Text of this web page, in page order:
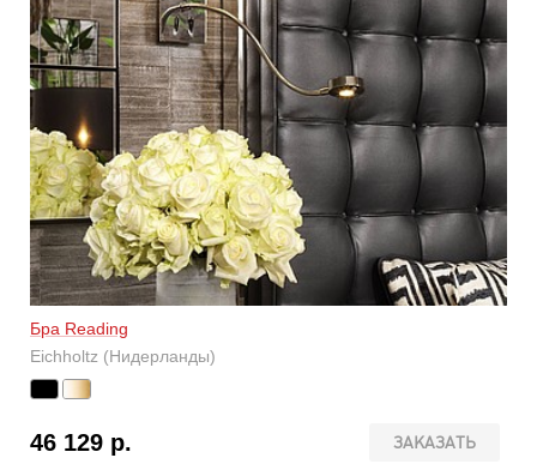
Бра Reading
Eichholtz (Нидерланды)
ЗАКАЗАТЬ
46 129 р.